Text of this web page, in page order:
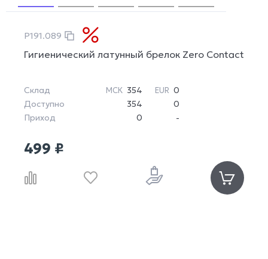
P191.089
Гигиенический латунный брелок Zero Contact
Склад МСК 354 EUR 0
Доступно
354
0
Приход
0 -
499 ₽